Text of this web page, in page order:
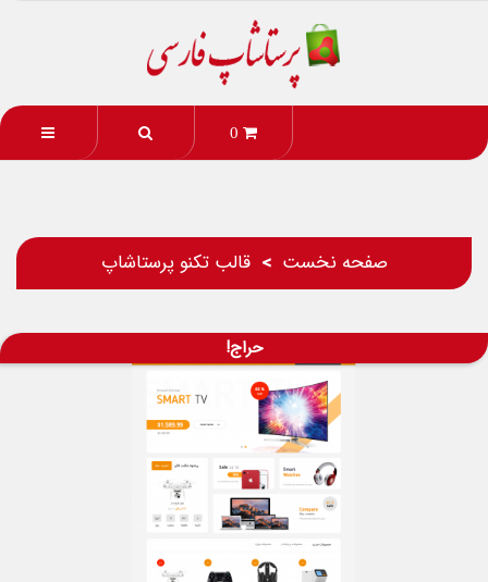
0
صفحه نخست قالب تکنو پرستاشاپ
حراج!